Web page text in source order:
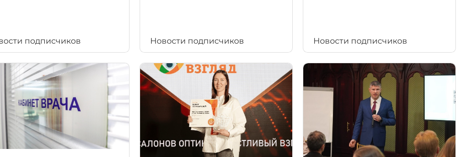
подписчиков Новости подписчиков Новости подписчиков